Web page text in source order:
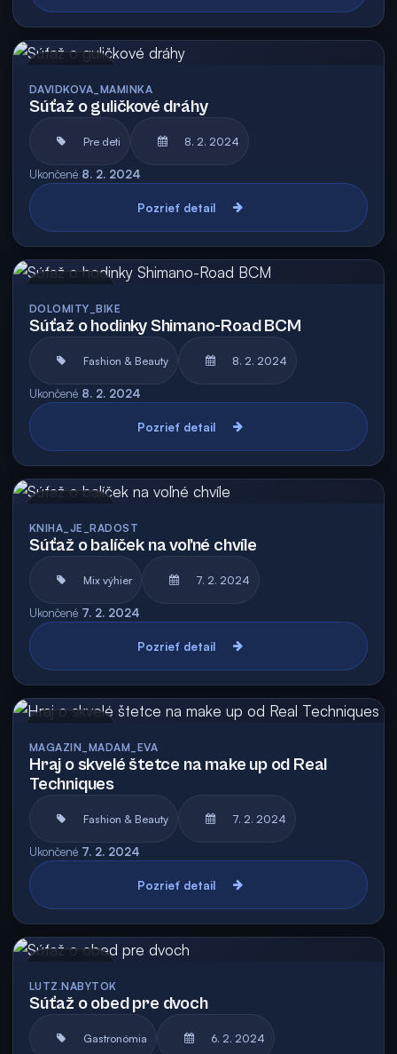
DAVIDKOVA_MAMINKA
Súťaž o guličkové dráhy
Pre deti 8. 2. 2024
Ukončené 8. 2. 2024
Pozrieť detail
DOLOMITY_BIKE
Súťaž o hodinky Shimano-Road BCM
Fashion & Beauty 8. 2. 2024
Ukončené 8. 2. 2024
Pozrieť detail
KNIHA_JE_RADOST
Súťaž o balíček na voľné chvíle
Mix výhier 7. 2. 2024
Ukončené 7. 2. 2024
Pozrieť detail
MAGAZIN_MADAM_EVA
Hraj o skvelé štetce na make up od Real
Techniques
Fashion & Beauty 7. 2. 2024
Ukončené 7. 2. 2024
Pozrieť detail
LUTZ.NABYTOK
Súťaž o obed pre dvoch
Gastronómia 6. 2. 2024